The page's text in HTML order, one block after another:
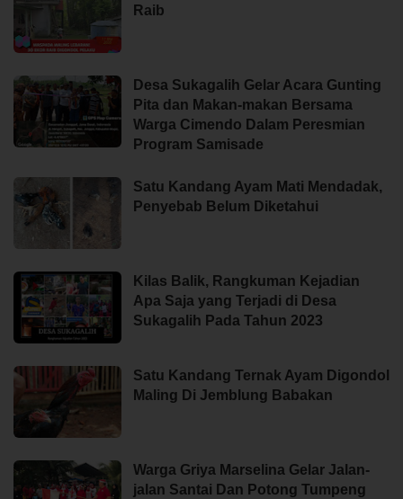
Raib
Desa Sukagalih Gelar Acara Gunting
Pita dan Makan-makan Bersama
Warga Cimendo Dalam Peresmian
Program Samisade
Satu Kandang Ayam Mati Mendadak,
Penyebab Belum Diketahui
Kilas Balik, Rangkuman Kejadian
Apa Saja yang Terjadi di Desa
Sukagalih Pada Tahun 2023
Satu Kandang Ternak Ayam Digondol
Maling Di Jemblung Babakan
Warga Griya Marselina Gelar Jalan-
jalan Santai Dan Potong Tumpeng